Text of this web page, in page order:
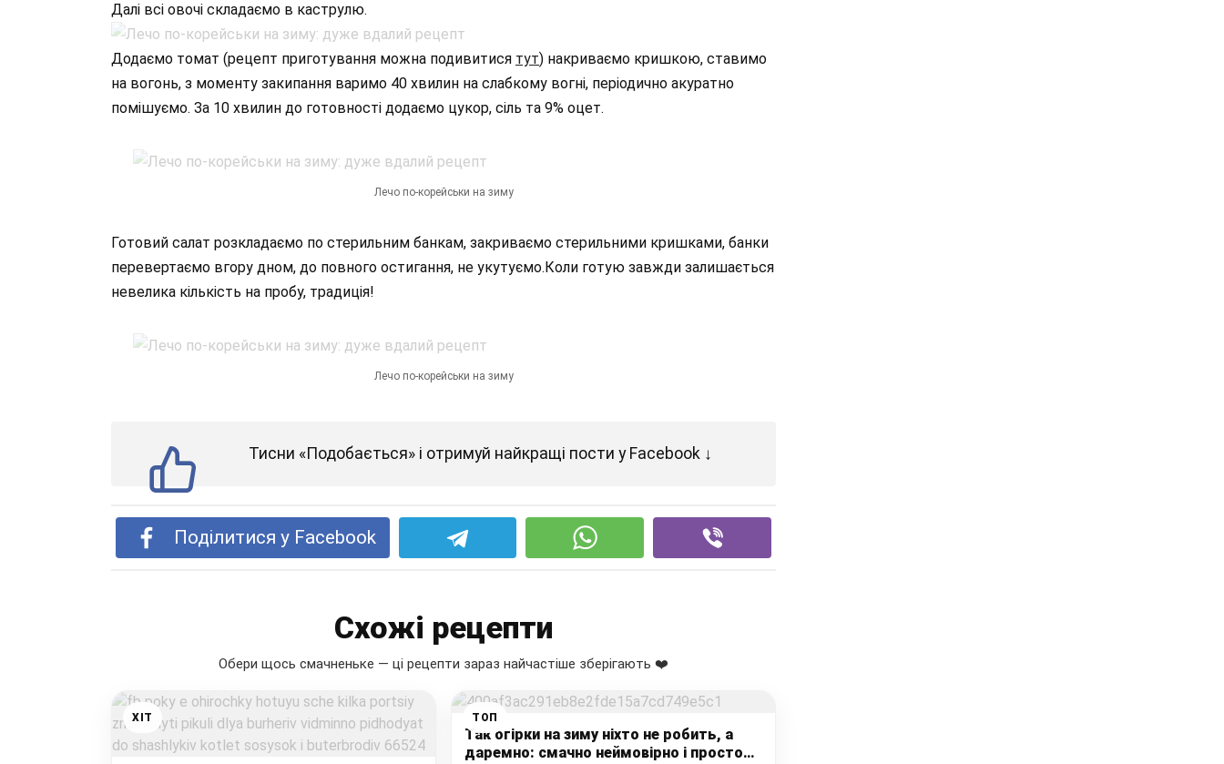
Далі всі овочі складаємо в каструлю.
Додаємо томат (рецепт приготування можна подивитися тут) накриваємо кришкою, ставимо
на вогонь, з моменту закипання варимо 40 хвилин на слабкому вогні, періодично акуратно
помішуємо. За 10 хвилин до готовності додаємо цукор, сіль та 9% оцет.
Лечо по-корейськи на зиму
Готовий салат розкладаємо по стерильним банкам, закриваємо стерильними кришками, банки
перевертаємо вгору дном, до повного остигання, не укутуємо.Коли готую завжди залишається
невелика кількість на пробу, традиція!
Лечо по-корейськи на зиму
Тисни «Подобається» і отримуй найкращі пости у Facebook ↓
Поділитися у Facebook
Схожі рецепти
Обери щось смачненьке — ці рецепти зараз найчастіше зберігають ❤️
ХІТ ТОП
Так огірки на зиму ніхто не робить, а
даремно: смачно неймовірно і просто